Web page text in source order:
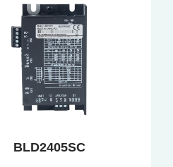
BLD2405SC